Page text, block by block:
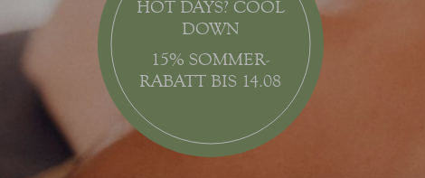
HOT DAYS? COOL
DOWN
15% SOMMER-
RABATT BIS 14.08